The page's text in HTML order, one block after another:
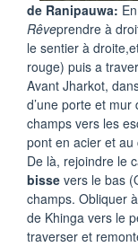
de Ranipauwa:
Rêveprendre à
le sentier à
rouge) puis a
Avant Jharkot,
d’une porte et
champs vers les
pont en acier et
De là, rejoindre le
bisse vers le bas
champs. Obliquer
de Khinga vers le
traverser et